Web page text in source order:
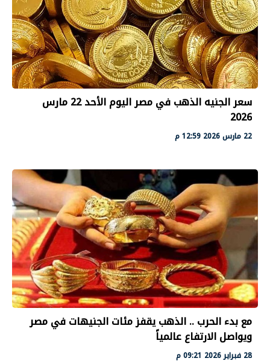
سعر الجنيه الذهب في مصر اليوم الأحد 22 مارس
2026
22 مارس 2026 12:59 م
مع بدء الحرب .. الذهب يقفز مئات الجنيهات في مصر
ويواصل الارتفاع عالمياً
28 فبراير 2026 09:21 م